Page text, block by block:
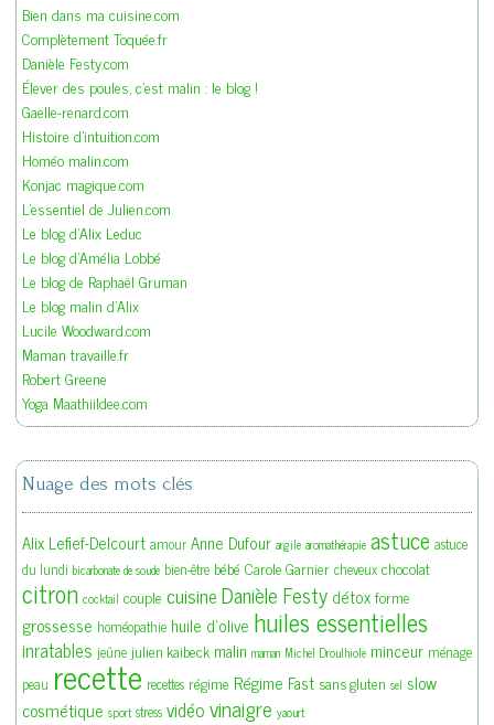
Bien dans ma cuisine.com
Complètement Toquée.fr
Danièle Festy.com
Élever des poules, c'est malin : le blog !
Gaelle-renard.com
Histoire d'intuition.com
Homéo malin.com
Konjac magique.com
L'essentiel de Julien.com
Le blog d'Alix Leduc
Le blog d'Amélia Lobbé
Le blog de Raphaël Gruman
Le blog malin d'Alix
Lucile Woodward.com
Maman travaille.fr
Robert Greene
Yoga Maathiildee.com
Nuage des mots clés
Alix Lefief-Delcourt amour Anne Dufour argile aromathérapie astuce astuce
du lundi bicarbonate de soude bien-être bébé Carole Garnier cheveux chocolat
citron cocktail couple cuisineDanièle Festy détoxforme
grossesse homéopathie huile d'olive huiles essentielles
inratables jeûne julien kaibeck malin maman Michel Droulhiole minceur ménage
peau recette recettes régime Régime Fast sans gluten sel slow
cosmétique sport stress vidéovinaigre yaourt